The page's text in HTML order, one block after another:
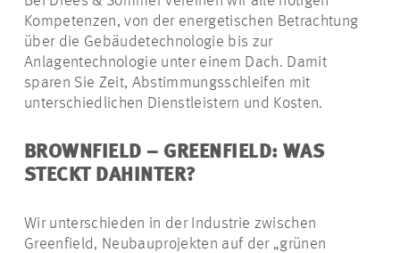
Kompetenzen, von der energetischen Betrachtung
über die Gebäudetechnologie bis zur
Anlagentechnologie unter einem Dach. Damit
sparen Sie Zeit, Abstimmungsschleifen mit
unterschiedlichen Dienstleistern und Kosten.
BROWNFIELD – GREENFIELD: WAS
STECKT DAHINTER?
Wir unterschieden in der Industrie zwischen
Greenfield, Neubauprojekten auf der „grünen